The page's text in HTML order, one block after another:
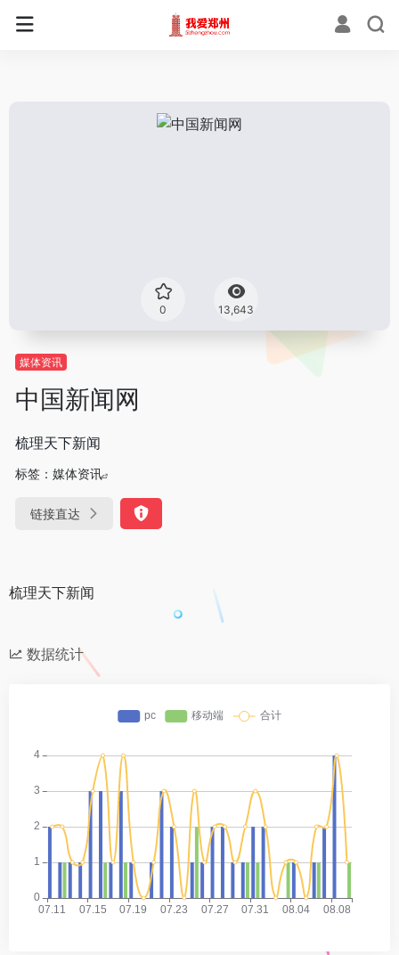
0 13,643
媒体资讯
中国新闻网
梳理天下新闻
标签： 媒体资讯
链接直达
梳理天下新闻
数据统计